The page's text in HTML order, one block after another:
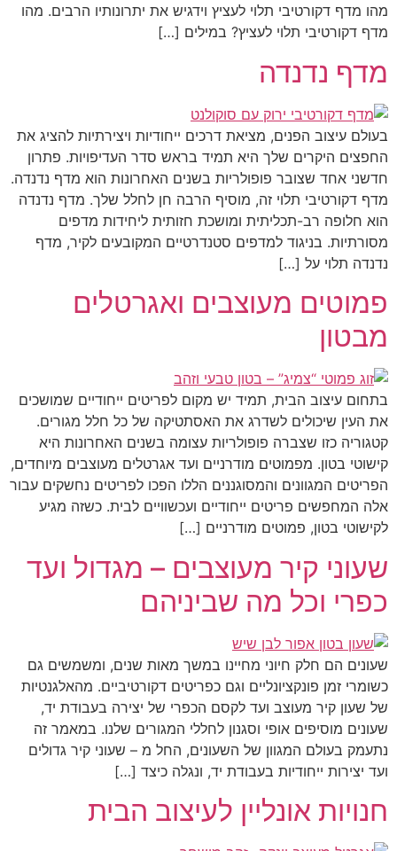
מהו מדף דקורטיבי תלוי לעציץ וידגיש את יתרונותיו הרבים. מהו
מדף דקורטיבי תלוי לעציץ? במילים […]
מדף נדנדה
בעולם עיצוב הפנים, מציאת דרכים ייחודיות ויצירתיות להציג את
החפצים היקרים שלך היא תמיד בראש סדר העדיפויות. פתרון
חדשני אחד שצובר פופולריות בשנים האחרונות הוא מדף נדנדה.
מדף דקורטיבי תלוי זה, מוסיף הרבה חן לחלל שלך. מדף נדנדה
הוא חלופה רב-תכליתית ומושכת חזותית ליחידות מדפים
מסורתיות. בניגוד למדפים סטנדרטיים המקובעים לקיר, מדף
נדנדה תלוי על […]
פמוטים מעוצבים ואגרטלים
מבטון
בתחום עיצוב הבית, תמיד יש מקום לפריטים ייחודיים שמושכים
את העין שיכולים לשדרג את האסתטיקה של כל חלל מגורים.
קטגוריה כזו שצברה פופולריות עצומה בשנים האחרונות היא
קישוטי בטון. מפמוטים מודרניים ועד אגרטלים מעוצבים מיוחדים,
הפריטים המגוונים והמסוגננים הללו הפכו לפריטים נחשקים עבור
אלה המחפשים פריטים ייחודיים ועכשוויים לבית. כשזה מגיע
לקישוטי בטון, פמוטים מודרניים […]
שעוני קיר מעוצבים – מגדול ועד
כפרי וכל מה שביניהם
שעונים הם חלק חיוני מחיינו במשך מאות שנים, ומשמשים גם
כשומרי זמן פונקציונליים וגם כפריטים דקורטיביים. מהאלגנטיות
של שעון קיר מעוצב ועד לקסם הכפרי של יצירה בעבודת יד,
שעונים מוסיפים אופי וסגנון לחללי המגורים שלנו. במאמר זה
נתעמק בעולם המגוון של השעונים, החל מ – שעוני קיר גדולים
ועד יצירות ייחודיות בעבודת יד, ונגלה כיצד […]
חנויות אונליין לעיצוב הבית